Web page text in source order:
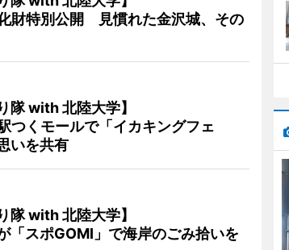
特別公開 見慣れた金沢城、その
隊 with 北陸大学】
くモールで「イカキングフェ
いを共有
隊 with 北陸大学】
スポGOMI」で海岸のごみ拾いを